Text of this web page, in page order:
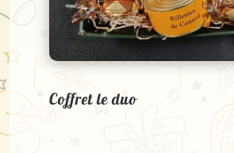
Coffret le duo